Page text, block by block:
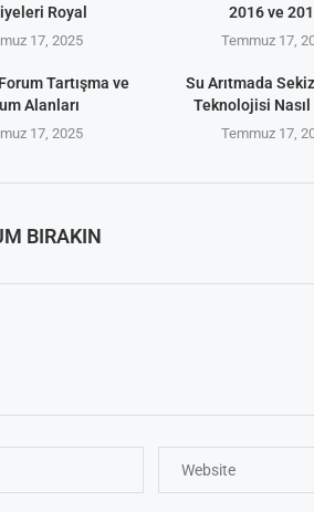
Royal
17, 2025
2016 ve
Temmuz 17,
Tartışma ve
Alanları
17, 2025
Su Arıtmada
Teknolojisi Nasıl
Temmuz 17,
BIRAKIN